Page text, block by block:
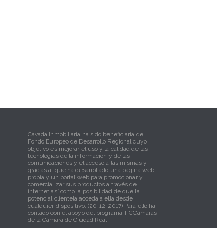
Cavada Inmobiliaria ha sido beneficiaria del
Fondo Europeo de Desarrollo Regional cuyo
objetivo es mejorar el uso y la calidad de las
tecnologías de la información y de las
comunicaciones y el acceso a las mismas y
gracias al que ha desarrollado una página web
propia y un portal web para promocionar y
comercializar sus productos a través de
internet así como la posibilidad de que la
potencial clientela acceda a ella desde
cualquier dispositivo. (20-12-2017) Para ello ha
contado con el apoyo del programa TICCámaras
de la Cámara de Ciudad Real